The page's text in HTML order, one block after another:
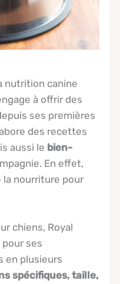
nutrition canine
à offrir des
ses premières
des recettes
aussi le bien-
En effet,
la nourriture pour
chiens, Royal
ses
en plusieurs
spécifiques, taille,